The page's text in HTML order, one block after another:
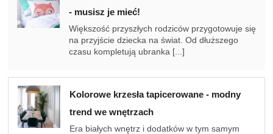
- musisz je mieć!
Większość przyszłych rodziców przygotowuje się
na przyjście dziecka na świat. Od dłuższego
czasu kompletują ubranka [...]
Kolorowe krzesła tapicerowane - modny
trend we wnętrzach
Era białych wnętrz i dodatków w tym samym